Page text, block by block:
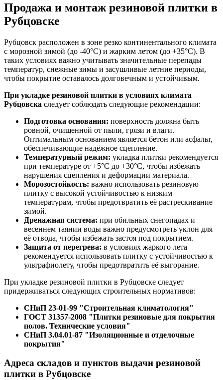
Продажа и монтаж резиновой плитки в
Рубцовске
Рубцовск расположен в зоне резко континентального климата
с морозной зимой (до -40°C) и жарким летом (до +35°C). В
таких условиях важно учитывать значительные перепады
температур, снежные зимы и засушливые летние периоды,
чтобы покрытие оставалось долговечным и устойчивым.
При укладке резиновой плитки в условиях климата
Рубцовска следует соблюдать следующие рекомендации:
Подготовка основания: поверхность должна быть
ровной, очищенной от пыли, грязи и влаги.
Оптимальным основанием является бетон или асфальт,
обеспечивающие надёжное сцепление.
Температурный режим: укладка плитки рекомендуется
при температуре от +5°C до +30°C, чтобы избежать
нарушения сцепления и деформации материала.
Морозостойкость: важно использовать резиновую
плитку с высокой устойчивостью к низким
температурам, чтобы предотвратить её растрескивание
зимой.
Дренажная система: при обильных снегопадах и
весеннем таянии воды важно предусмотреть уклон для
её отвода, чтобы избежать застоя под покрытием.
Защита от перегрева: в условиях жаркого лета
рекомендуется использовать плитку с устойчивостью к
ультрафиолету, чтобы предотвратить её выгорание.
При укладке резиновой плитки в Рубцовске следует
придерживаться следующих строительных нормативов:
СНиП 23-01-99 "Строительная климатология"
ГОСТ 31357-2008 "Плитки резиновые для покрытия
полов. Технические условия"
СНиП 3.04.01-87 "Изоляционные и отделочные
покрытия"
Адреса складов и пунктов выдачи резиновой
плитки в Рубцовске